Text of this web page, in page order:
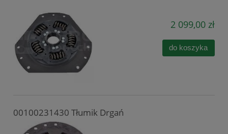
2 099,00 zł
do koszyka
00100231430 Tłumik Drgań